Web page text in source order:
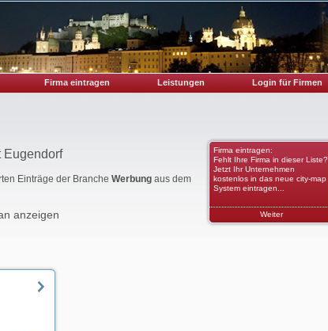
Firma eintragen Leistungen Login für Firmen
Eugendorf
Firma eintragen:
Fehlt Ihre Firma in dieser Liste?
Jetzt Ihr Unternehmen
kostenlos in das neue city-map
System eintragen...
Weiter
Einträge der Branche Werbungaus dem
anzeigen